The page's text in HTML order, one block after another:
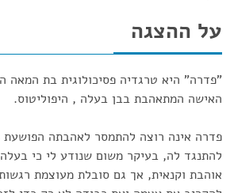
על ההצגה
האישה המתאהבת בבן בעלה , היפוליטוס.
פדרה אינה רוצה להתמסר לאהבתה הפושעת
להתנגד לה, בעיקר משום שנודע לי כי
אוהבת וקנאית, אך גם סובלת מעוצמת